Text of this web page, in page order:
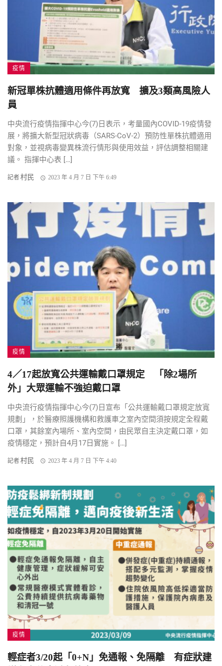
疫情
新冠單株抗體適用條件再放寬 擴及3類高風險人
員
中央流行疫情指揮中心今(7)日表示，考量國內COVID-19疫情發
展，將擴大新型冠狀病毒（SARS-CoV-2）預防性單株抗體適用
對象，並視病毒變異株流行情形與使用效益，評估調整相關建
議。 指揮中心表 […]
記者村民 2023 年 4 月 7 日 下午 6:49
疫情
4／17起放寬公共運輸戴口罩規定 「除2場所
外」大眾運輸不強迫戴口罩
中央流行疫情指揮中心今(7)日宣布「公共運輸戴口罩規定放寬
規劃」，於醫療照護機構和救護車之室內空間須按規定全程戴
口罩，其餘室內場所、室內空間，由民眾自主決定戴口罩，如
疫情穩定，預計自4月17日實施。 […]
記者村民 2023 年 4 月 7 日 下午 4:40
疫情
輕症者3/20起「0+N」免通報、免隔離 有症狀建